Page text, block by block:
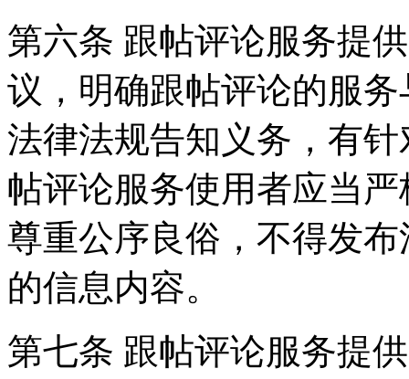
第六条 跟帖评论服务提
议，明确跟帖评论的服
法律法规告知义务，有
帖评论服务使用者应当
尊重公序良俗，不得发
的信息内容。
第七条 跟帖评论服务提